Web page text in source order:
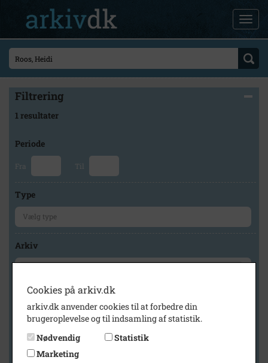
Filtrering
1 resultater
Periode
Fra Til
Type
Arkiv
Geografi
Generelt
Cookies på arkiv.dk
arkiv.dk anvender cookies til at forbedre din
brugeroplevelse og til indsamling af statistik.
Nødvendig
Statistik
Marketing